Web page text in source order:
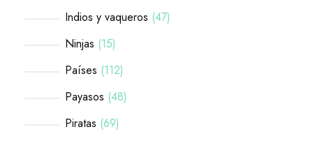
Indios y vaqueros 47
Ninjas 15
Países 112
Payasos 48
Piratas 69